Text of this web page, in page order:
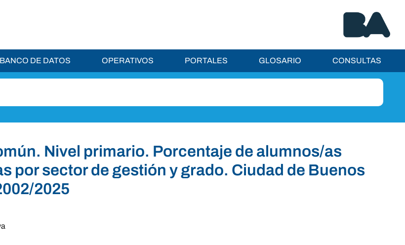
BANCO DE DATOS OPERATIVOS PORTALES GLOSARIO CONSULTAS
Nivel primario. Porcentaje de alumnos/as
por sector de gestión y grado. Ciudad de Buenos
2025